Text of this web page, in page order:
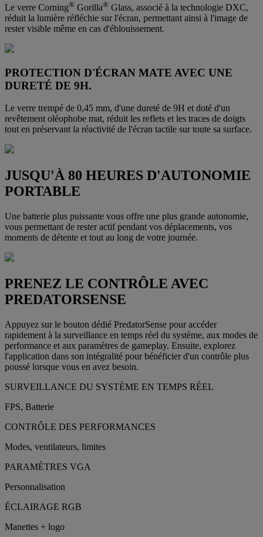
Le verre Corning® Gorilla® Glass, associé à la technologie DXC,
réduit la lumière réfléchie sur l'écran, permettant ainsi à l'image de
rester visible même en cas d'éblouissement.
PROTECTION D'ÉCRAN MATE AVEC UNE
DURETÉ DE 9H.
Le verre trempé de 0,45 mm, d'une dureté de 9H et doté d'un
revêtement oléophobe mat, réduit les reflets et les traces de doigts
tout en préservant la réactivité de l'écran tactile sur toute sa surface.
JUSQU'À 80 HEURES D'AUTONOMIE
PORTABLE
Une batterie plus puissante vous offre une plus grande autonomie,
vous permettant de rester actif pendant vos déplacements, vos
moments de détente et tout au long de votre journée.
PRENEZ LE CONTRÔLE AVEC
PREDATORSENSE
Appuyez sur le bouton dédié PredatorSense pour accéder
rapidement à la surveillance en temps réel du système, aux modes de
performance et aux paramètres de gameplay. Ensuite, explorez
l'application dans son intégralité pour bénéficier d'un contrôle plus
poussé lorsque vous en avez besoin.
SURVEILLANCE DU SYSTÈME EN TEMPS RÉEL
FPS, Batterie
CONTRÔLE DES PERFORMANCES
Modes, ventilateurs, limites
PARAMÈTRES VGA
Personnalisation
ÉCLAIRAGE RGB
Manettes + logo